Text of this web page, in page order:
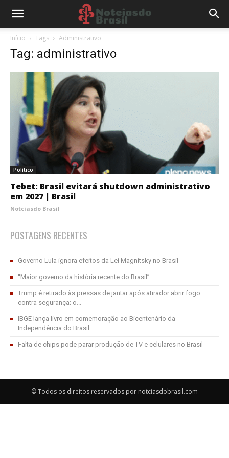
Início Tags Administrativo
Tag: administrativo
Político
Tebet: Brasil evitará shutdown administrativo
em 2027 | Brasil
Notciasdo Brasil
POSTAGENS RECENTES
Governo Lula ignora efeitos da Lei Magnitsky no Brasil
“Maior governo da história recente do Brasil”
Trump é retirado às pressas de jantar após atirador abrir fogo
contra segurança; o...
IBGE lança livro em comemoração ao Bicentenário da
Independência do Brasil
Falta de chips pode parar produção de TV e celulares no Brasil
© Todos os direitos reservados por notciasdobrasil.com